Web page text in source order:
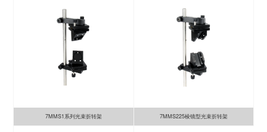
7MMS1系列光束折转架 7MMS225棱镜型光束折转架